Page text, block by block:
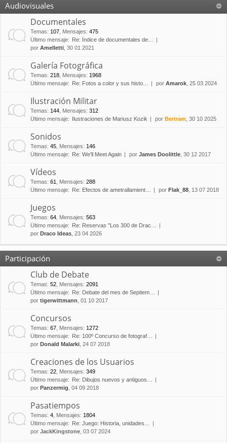
Audiovisuales
Documentales
Temas: 107 Mensajes: 475
Último mensaje:
Re: Índice de documentales de…
por Amelletti , 30 01 2021
Galería Fotográfica
Temas: 218 Mensajes: 1968
Último mensaje:
Re: Fotos a color y sus histo… por Amarok , 25 03 2024
Ilustración Militar
Temas: 144 Mensajes: 312
Último mensaje:
Ilustraciones de Mariusz Kozik por Bertram , 30 10 2025
Sonidos
Temas: 45 Mensajes: 146
Último mensaje:
Re: We'll Meet Again por James Doolittle , 30 12 2017
Vídeos
Temas: 61 Mensajes: 288
Último mensaje:
Re: Efectos de ametrallamient… por Flak_88 , 13 07 2018
Juegos
Temas: 64 Mensajes: 563
Último mensaje:
Re: Reservas "Los 300 de Drac…
por Draco Ideas , 23 04 2026
Participación
Club de Debate
Temas: 52 Mensajes: 2091
Último mensaje:
Re: Debate del mes de Septiem…
por tigerwittmann , 01 10 2017
Concursos
Temas: 67 Mensajes: 1272
Último mensaje:
Re: 100º Concurso de fotograf…
por Donald Malarki , 24 07 2018
Creaciones de los Usuarios
Temas: 22 Mensajes: 349
Último mensaje:
Re: Dibujos nuevos y antiguos…
por Panzermig , 04 09 2018
Pasatiempos
Temas: 4 Mensajes: 1804
Último mensaje:
Re: Juego: Historia, unidades…
por JackKingstone , 03 07 2024